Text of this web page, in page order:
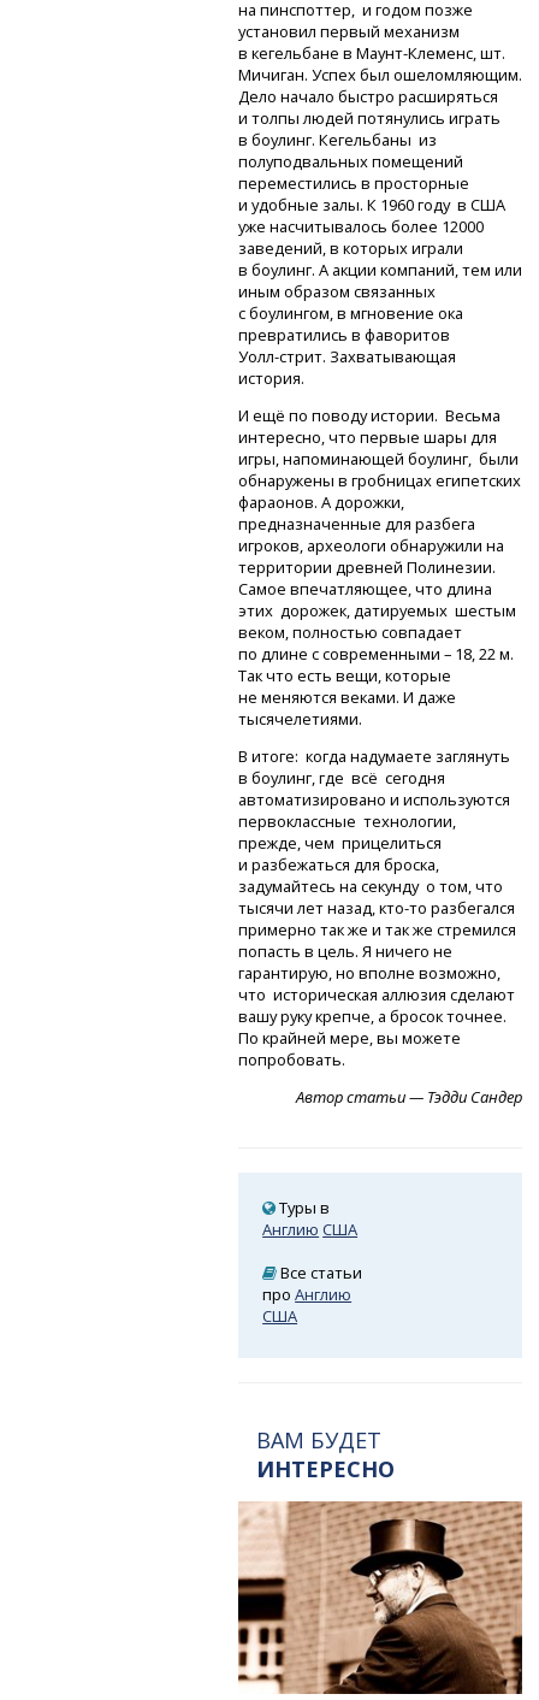
на пинспоттер, и годом позже
установил первый механизм
в кегельбанев Маунт-Клеменс,шт.
Мичиган. Успех был ошеломляющим.
Дело начало быстро расширяться
и толпы людей потянулись играть
в боулинг. Кегельбаны из
полуподвальных помещений
переместились в просторные
и удобные залы. К 1960 году в США
уже насчитывалось более 12000
заведений, в которых играли
в боулинг. А акции компаний, тем или
иным образом связанных
с боулингом, в мгновение ока
превратились в фаворитов
Уолл-стрит. Захватывающая
история.
И ещё по поводу истории. Весьма
интересно, что первые шары для
игры, напоминающей боулинг, были
обнаружены в гробницах египетских
фараонов. А дорожки,
предназначенные для разбега
игроков, археологи обнаружили на
территории древней Полинезии.
Самое впечатляющее, что длина
этих дорожек, датируемых шестым
веком, полностью совпадает
по длине с современными – 18, 22 м.
Так что есть вещи, которые
не меняются веками. И даже
тысячелетиями.
В итоге: когда надумаете заглянуть
в боулинг, где всё сегодня
автоматизировано и используются
первоклассные технологии,
прежде, чем прицелиться
и разбежаться для броска,
задумайтесь на секунду о том, что
тысячи лет назад,кто-то разбегался
примерно так же и так же стремился
попасть в цель. Я ничего не
гарантирую, но вполне возможно,
что историческая аллюзия сделают
вашу руку крепче, а бросок точнее.
По крайней мере, вы можете
попробовать.
Автор статьи — Тэдди Сандер
Туры в
Англию США
Все статьи
проАнглию
США
ВАМ БУДЕТ
ИНТЕРЕСНО